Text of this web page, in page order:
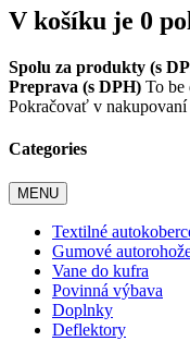
V košíku je 0
Spolu za produkty (s
Preprava (s DPH) To be
Pokračovať v nakupovaní
Categories
MENU
Textilné
Gumové
Vane do kufra
Povinná výbava
Doplnky
Deflektory